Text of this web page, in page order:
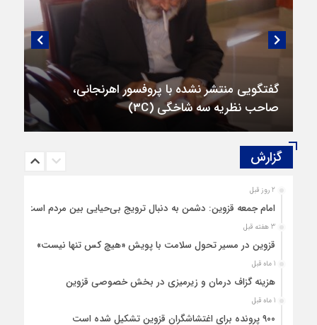
گفتگویی منتشر نشده با پروفسور اهرنجانی،
صاحب نظریه سه‌ شاخگی (۳C)
گزارش‌
2 روز قبل
امام جمعه قزوین: دشمن به دنبال ترویج بی‌حیایی بین مردم است
3 هفته قبل
قزوین در مسیر تحول سلامت با پویش «هیچ‌ کس تنها نیست»
1 ماه قبل
هزینه‌ گزاف درمان و زیرمیزی در بخش خصوصی قزوین
1 ماه قبل
۹۰۰ پرونده برای اغتشاشگران قزوین تشکیل شده است